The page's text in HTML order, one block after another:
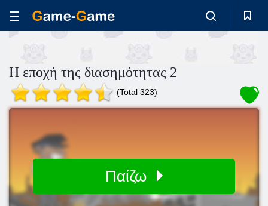
Η εποχή της διασημότητας 2
(Total 323)
Παίζω